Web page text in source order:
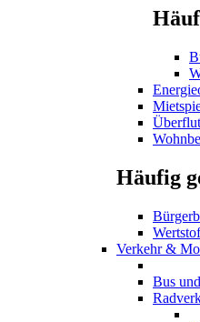
Häufig
Verkehr &
Bus